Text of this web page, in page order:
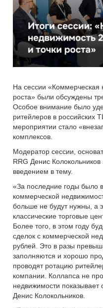
На сессии «Коммерческая
роста» были обсуждены
Особое внимание было
ритейлеров в российских
мероприятии стало
комплексов.
Модератор сессии,
RRG Денис
введением в тему.
«За последние годы было
коммерческой
больше не будут нужны, а
классические торговые
Более того, в этом году
сделок с коммерческой
рублей. Это в разы
заполняются и хорошо
проводят ротацию
компании. Коллапса не
недвижимости
Денис Колокольников.